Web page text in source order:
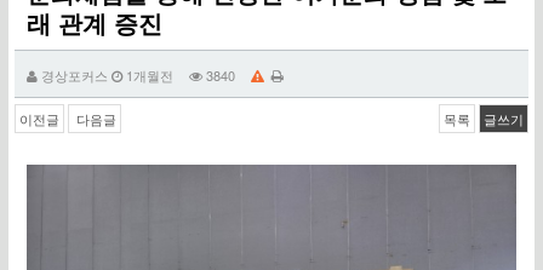
래 관계 증진
경상포커스 1개월전 3840
이전글 다음글 목록 글쓰기